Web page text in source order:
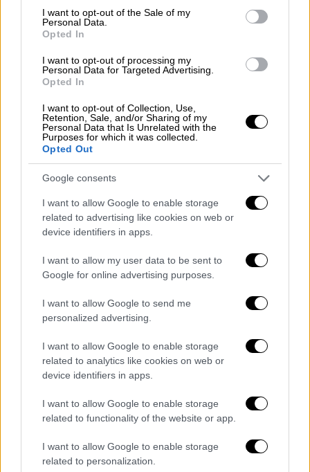
consent section.
I want to opt-out of the Sale of my
Personal Data.
Opted In
I want to opt-out of processing my
Personal Data for Targeted Advertising.
Opted In
I want to opt-out of Collection, Use,
Retention, Sale, and/or Sharing of my
Personal Data that Is Unrelated with the
Purposes for which it was collected.
Opted Out
Google consents
I want to allow Google to enable storage
related to advertising like cookies on web or
device identifiers in apps.
I want to allow my user data to be sent to
Google for online advertising purposes.
I want to allow Google to send me
personalized advertising.
I want to allow Google to enable storage
related to analytics like cookies on web or
device identifiers in apps.
I want to allow Google to enable storage
related to functionality of the website or app.
I want to allow Google to enable storage
related to personalization.
Στην πρώτη φάση ολοκληρώνεται η
διαμόρφωση των επιπέδων για τα πρώτα
επτά από τα έντεκα συνολικά γήπεδα, ενώ
των εγκαταστάσεων. Το έργο θα
περιλαμβάνει γήπεδα, ξενώνα, γυμναστήρια,
αποδυτήρια, εστιατόρια και χώρους
πολλαπλών χρήσεων, προσφέροντας
υποδομές ευρωπαϊκών προδιαγραφών για
την πρώτη ομάδα, τον ΠΑΟΚ Β και τις
ακαδημίες.
ΠΑΟΚ: Αυτοψία από τον Ιβάν
Σαββίδη στο προπονητικό κέντρο
pic.twitter.com/qM0fJY9Eoh
(@ethnosport1)August 27, 2025
Αναλυτικά όσα αναφέρει η ΠΑΕ ΠΑΟΚ: O Ιβάν
Σαββίδης μετέβη σήμερα στη Θέρμη και
κέντρο του ΠΑΟΚ. Ο πρόεδρος του ΠΑΟΚ
ενημερώθηκε για την εξέλιξη των εργασιών